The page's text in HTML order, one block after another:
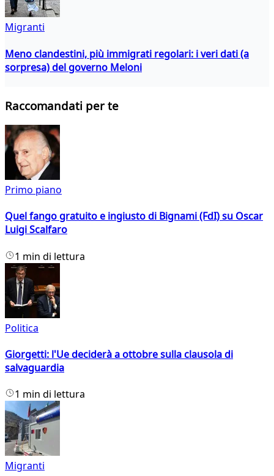
Migranti
Meno clandestini, più immigrati regolari: i veri dati (a
sorpresa) del governo Meloni
Raccomandati per te
Primo piano
Quel fango gratuito e ingiusto di Bignami (FdI) su Oscar
Luigi Scalfaro
1 min di lettura
Politica
Giorgetti: l'Ue deciderà a ottobre sulla clausola di
salvaguardia
1 min di lettura
Migranti